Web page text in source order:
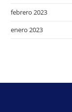
febrero 2023
enero 2023